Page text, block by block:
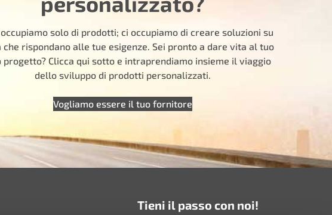
solo di prodotti; ci occupiamo di creare soluzioni su
che rispondano alle tue esigenze. Sei pronto a dare vita al tuo
progetto? Clicca qui sotto e intraprendiamo insieme il viaggio
dello sviluppo di prodotti personalizzati.
Vogliamo essere il tuo fornitore
Tieni il passo con noi!